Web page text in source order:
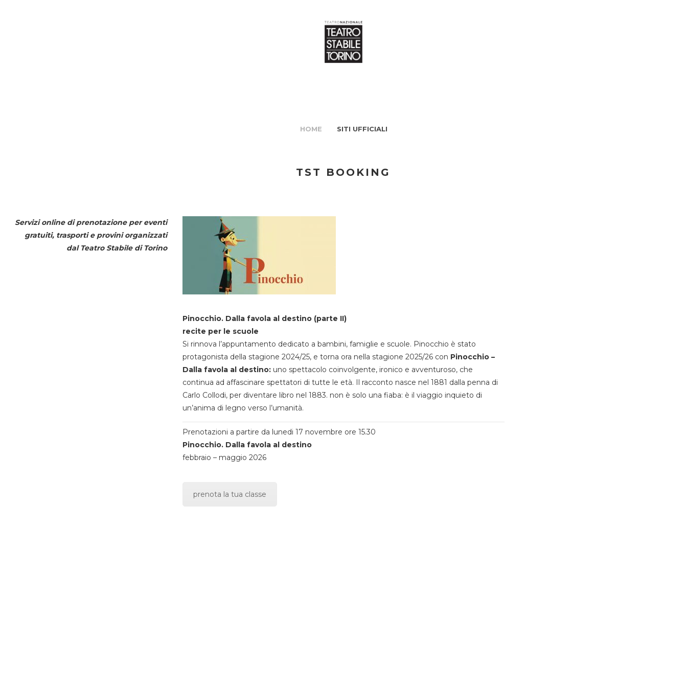
HOME SITI UFFICIALI
TST BOOKING
Servizi online di prenotazione per eventi
gratuiti, trasporti e provini organizzati
dal Teatro Stabile di Torino
Pinocchio. Dalla favola al destino (parte II)
recite per le scuole
Si rinnova l’appuntamento dedicato a bambini, famiglie e scuole. Pinocchio è stato
protagonista della stagione 2024/25, e torna ora nella stagione 2025/26 con Pinocchio –
Dalla favola al destino:uno spettacolo coinvolgente, ironico e avventuroso, che
continua ad affascinare spettatori di tutte le età. Il racconto nasce nel 1881 dalla penna di
Carlo Collodi, per diventare libro nel 1883. non è solo una fiaba: è il viaggio inquieto di
un’anima di legno verso l’umanità.
Prenotazioni a partire da lunedi 17 novembre ore 15.30
Pinocchio. Dalla favola al destino
febbraio – maggio 2026
prenota la tua classe